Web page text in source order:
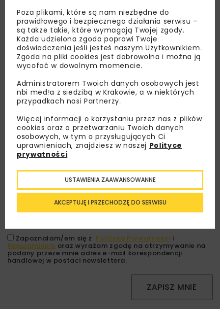
Lubisz wiedzieć więcej?
Zapisz się do newslettera aby otrzymywać od
nas najlepsze informacje branżowe,
zaproszenia na wydarzenia, atrakcyjne oferty i
dedykowane akcje specjalne.
Zapoznałam/em się z Polityką Prywatności i
Regulaminem oraz wyrażam zgodę na otrzymywanie na
podany przeze mnie adres e-mail korespondencji
handlowej w postaci newslettera.
ZAPISZ MNIE
Poza plikami, które są nam niezbędne do
prawidłowego i bezpiecznego działania serwisu –
są także takie, które wymagają Twojej zgody.
Każda udzielona zgoda poprawi Twoje
doświadczenia jeśli jesteś naszym Użytkownikiem.
Zgoda na pliki cookies jest dobrowolna i można ją
wycofać w dowolnym momencie.
Administratorem Twoich danych osobowych jest
nbi med!a z siedzibą w Krakowie, a w niektórych
przypadkach nasi Partnerzy.
Więcej informacji o korzystaniu przez nas z plików
cookies oraz o przetwarzaniu Twoich danych
osobowych, w tym o przysługujących Ci
uprawnieniach, znajdziesz w naszej Polityce
prywatności.
AKCEPTUJĘ I PRZECHODZĘ DO SERWISU
USTAWIENIA ZAAWANSOWANNE